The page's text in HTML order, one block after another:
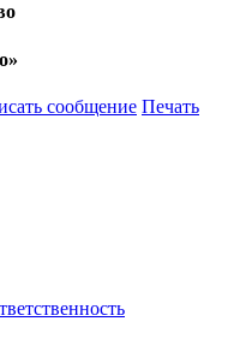
сообщение Печать